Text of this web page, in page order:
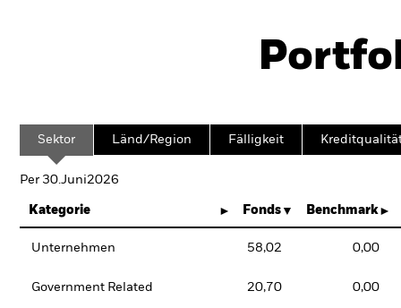
Sektor Länd/Region Fälligkeit
Per 30.Juni2026
Kategorie Fonds Benchmark
Unternehmen 58,02 0,00
Government Related 20,70 0,00